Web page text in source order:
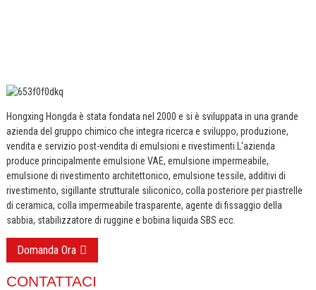
Hongxing Hongda è stata fondata nel 2000 e si è sviluppata in una grande
azienda del gruppo chimico che integra ricerca e sviluppo, produzione,
vendita e servizio post-vendita di emulsioni e rivestimenti.
L'azienda
produce principalmente emulsione VAE, emulsione impermeabile,
emulsione di rivestimento architettonico, emulsione tessile, additivi di
rivestimento, sigillante strutturale siliconico, colla posteriore per piastrelle
di ceramica, colla impermeabile trasparente, agente di fissaggio della
sabbia, stabilizzatore di ruggine e bobina liquida SBS ecc.
Domanda Ora
CONTATTACI